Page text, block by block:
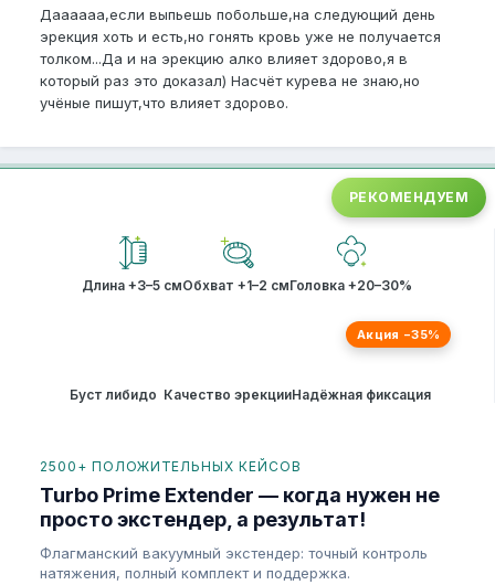
Даааааа,если выпьешь побольше,на следующий день
эрекция хоть и есть,но гонять кровь уже не получается
толком...Да и на эрекцию алко влияет здорово,я в
который раз это доказал) Насчёт курева не знаю,но
учёные пишут,что влияет здорово.
РЕКОМЕНДУЕМ
Длина +3–5 смОбхват +1–2 смГоловка +20–30%
Акция −35%
Буст либидо Качество эрекцииНадёжная фиксация
2500+ ПОЛОЖИТЕЛЬНЫХ КЕЙСОВ
Turbo Prime Extender — когда нужен не
просто экстендер, а результат!
Флагманский вакуумный экстендер: точный контроль
натяжения, полный комплект и поддержка.